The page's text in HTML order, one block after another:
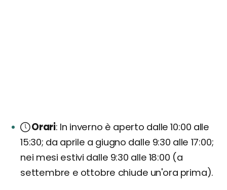
Orari In inverno è aperto dalle 10:00 alle
15:30; da aprile a giugno dalle 9:30 alle 17:00;
nei mesi estivi dalle 9:30 alle 18:00 (a
settembre e ottobre chiude un'ora prima).